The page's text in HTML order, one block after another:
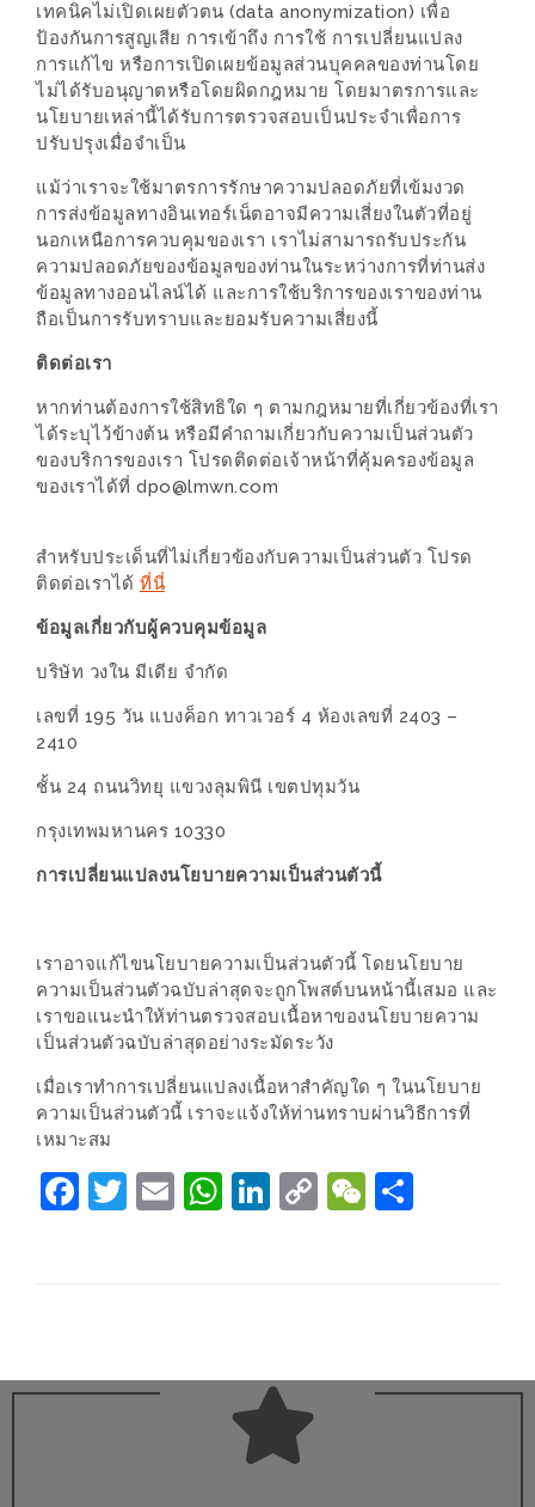
PLUS
สมา
ร์ท
โฟน
ที่
เอาใจ
ขา
กิน
โดย
เฉพาะ
ไม่
อั้น
กิน
หมู
กระทะ
ทะเล
เผา
งบ
ปลาย
300
บาท
เกี่ยว
กับ
น้า
อ้วน
แนะนำ
เทคนิคไม่เปิดเผยตัวตน (data anonymization) เพื่อ
ป้องกันการสูญเสีย การเข้าถึง การใช้ การเปลี่ยนแปลง
การแก้ไข หรือการเปิดเผยข้อมูลส่วนบุคคลของท่านโดย
ไม่ได้รับอนุญาตหรือโดยผิดกฎหมาย โดยมาตรการและ
นโยบายเหล่านี้ได้รับการตรวจสอบเป็นประจำเพื่อการ
ปรับปรุงเมื่อจำเป็น
แม้ว่าเราจะใช้มาตรการรักษาความปลอดภัยที่เข้มงวด
การส่งข้อมูลทางอินเทอร์เน็ตอาจมีความเสี่ยงในตัวที่อยู่
นอกเหนือการควบคุมของเรา เราไม่สามารถรับประกัน
ความปลอดภัยของข้อมูลของท่านในระหว่างการที่ท่านส่ง
ข้อมูลทางออนไลน์ได้ และการใช้บริการของเราของท่าน
ถือเป็นการรับทราบและยอมรับความเสี่ยงนี้
ติดต่อเรา
หากท่านต้องการใช้สิทธิใด ๆ ตามกฎหมายที่เกี่ยวข้องที่เรา
ได้ระบุไว้ข้างต้น หรือมีคำถามเกี่ยวกับความเป็นส่วนตัว
ของบริการของเรา โปรดติดต่อเจ้าหน้าที่คุ้มครองข้อมูล
ของเราได้ที่ dpo@lmwn.com
สำหรับประเด็นที่ไม่เกี่ยวข้องกับความเป็นส่วนตัว โปรด
ติดต่อเราได้ ที่นี่
ข้อมูลเกี่ยวกับผู้ควบคุมข้อมูล
บริษัท วงใน มีเดีย จำกัด
เลขที่ 195 วัน แบงค็อก ทาวเวอร์ 4 ห้องเลขที่ 2403 –
2410
ชั้น 24 ถนนวิทยุ แขวงลุมพินี เขตปทุมวัน
กรุงเทพมหานคร 10330
การเปลี่ยนแปลงนโยบายความเป็นส่วนตัวนี้
เราอาจแก้ไขนโยบายความเป็นส่วนตัวนี้ โดยนโยบาย
ความเป็นส่วนตัวฉบับล่าสุดจะถูกโพสต์บนหน้านี้เสมอ และ
เราขอแนะนำให้ท่านตรวจสอบเนื้อหาของนโยบายความ
เป็นส่วนตัวฉบับล่าสุดอย่างระมัดระวัง
เมื่อเราทำการเปลี่ยนแปลงเนื้อหาสำคัญใด ๆ ในนโยบาย
ความเป็นส่วนตัวนี้ เราจะแจ้งให้ท่านทราบผ่านวิธีการที่
เหมาะสม
Facebook
Twitter
EmailWhatsApp
LinkedIn
CopyWeChat